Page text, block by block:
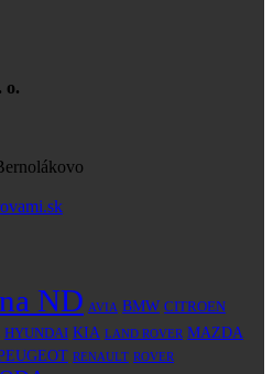
o.
ND AVIA BMW CITROEN
HYUNDAI KIA LAND ROVER MAZDA
RENAULT ROVER